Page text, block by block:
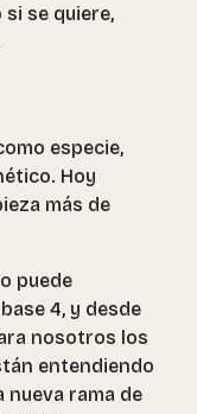
se quiere,
especie,
Hoy
más de
puede
4, y desde
nosotros los
entendiendo
nueva rama de